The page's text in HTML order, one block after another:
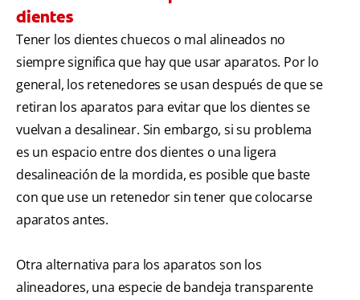
dientes
Tener los dientes chuecos o mal alineados no
siempre significa que hay que usar aparatos. Por lo
general, los retenedores se usan después de que se
retiran los aparatos para evitar que los dientes se
vuelvan a desalinear. Sin embargo, si su problema
es un espacio entre dos dientes o una ligera
desalineación de la mordida, es posible que baste
con que use un retenedor sin tener que colocarse
aparatos antes.
Otra alternativa para los aparatos son los
alineadores, una especie de bandeja transparente